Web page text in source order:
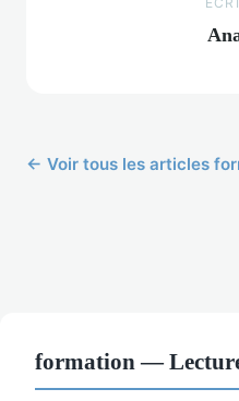
← Voir tous les articles
formation —